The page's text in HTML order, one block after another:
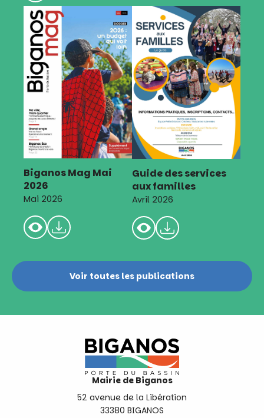
Biganos Mag Mai
2026
Mai 2026
Guide des services
aux familles
Avril 2026
Voir toutes les publications
Mairie de Biganos
52 avenue de la Libération
33380 BIGANOS